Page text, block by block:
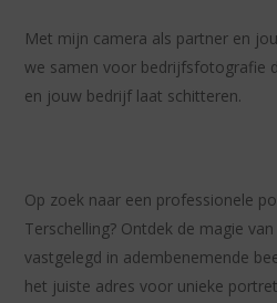
Met mijn camera als partner en
we samen voor bedrijfsfotografie
en jouw bedrijf laat schitteren.
Op zoek naar een professionele
Terschelling? Ontdek de magie
vastgelegd in adembenemende
het juiste adres voor unieke